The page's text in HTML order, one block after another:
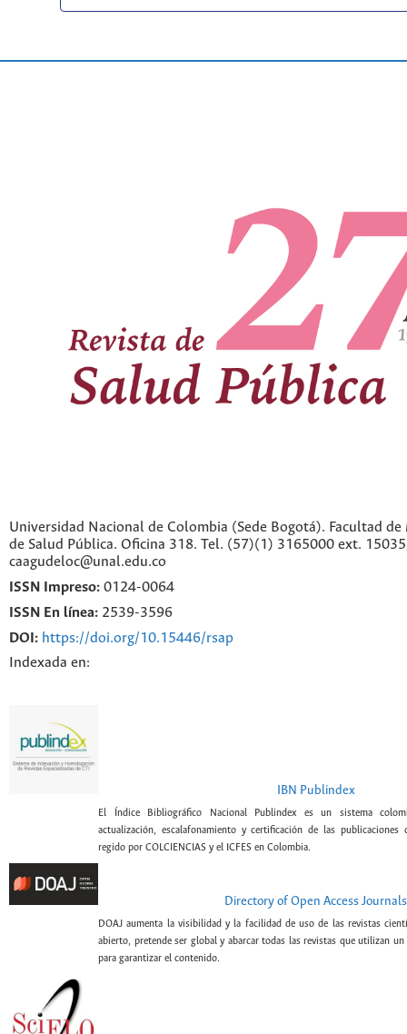
Universidad Nacional de Colombia (Sede Bogotá). Facultad
de Salud Pública. Oficina 318. Tel. (57)(1) 3165000 ext.
caagudeloc@unal.edu.co
ISSN Impreso: 0124-0064
ISSN En línea: 2539-3596
DOI: https://doi.org/10.15446/rsap
Indexada en:
IBN Publindex
El Índice Bibliográfico Nacional Publindex es un sistema
actualización, escalafonamiento y certificación de las publicaciones
regido por COLCIENCIAS y el ICFES en Colombia.
Directory of Open Access Journals
DOAJ aumenta la visibilidad y la facilidad de uso de las revistas
abierto, pretende ser global y abarcar todas las revistas que utilizan
para garantizar el contenido.